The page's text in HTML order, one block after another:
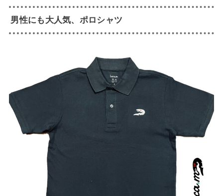
男性にも大人気、ポロシャツ